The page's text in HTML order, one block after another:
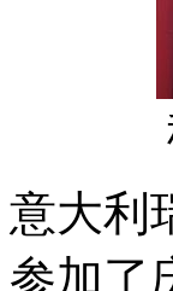
意大利
参加了